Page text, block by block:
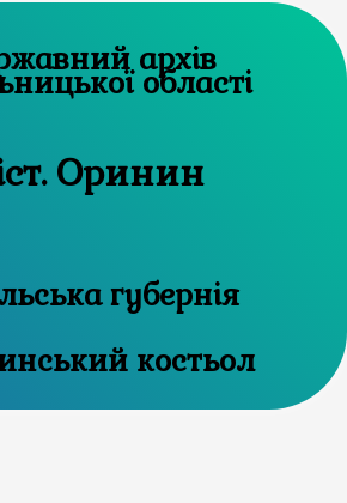
архів
області
Оринин
губернія
костьол